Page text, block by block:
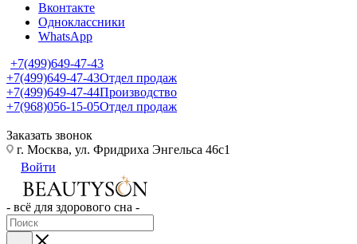
Вконтакте
Одноклассники
WhatsApp
+7(499)649-47-43
+7(499)649-47-43Отдел продаж
+7(499)649-47-44Производство
+7(968)056-15-05Отдел продаж
Заказать звонок
г. Москва, ул. Фридриха Энгельса 46с1
Войти
- всё для здорового сна -